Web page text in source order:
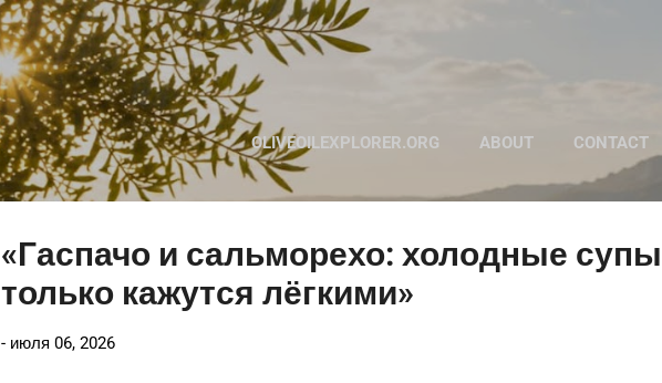
OLIVEOILEXPLORER.ORG ABOUT CONTACT
«Гаспачо и сальморехо: холодные
только кажутся лёгкими»
- июля 06, 2026